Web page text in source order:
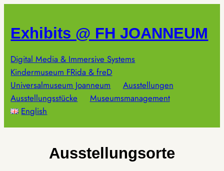
springen
Exhibits @ FH JOANNEUM
Digital Media & Immersive Systems
Kindermuseum FRida & freD
Universalmuseum Joanneum
Ausstellungen
Ausstellungsstücke
Museumsmanagement
English
Ausstellungsorte